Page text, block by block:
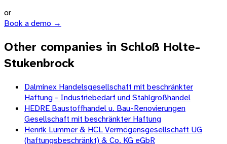
or
Book a demo →
Other companies in Schloß Holte-
Stukenbrock
Dalminex Handelsgesellschaft mit beschränkter
Haftung - Industriebedarf und Stahlgroßhandel
HEDRE Baustoffhandel u. Bau-Renovierungen
Gesellschaft mit beschränkter Haftung
Henrik Lummer & HCL Vermögensgesellschaft UG
(haftungsbeschränkt) & Co. KG eGbR